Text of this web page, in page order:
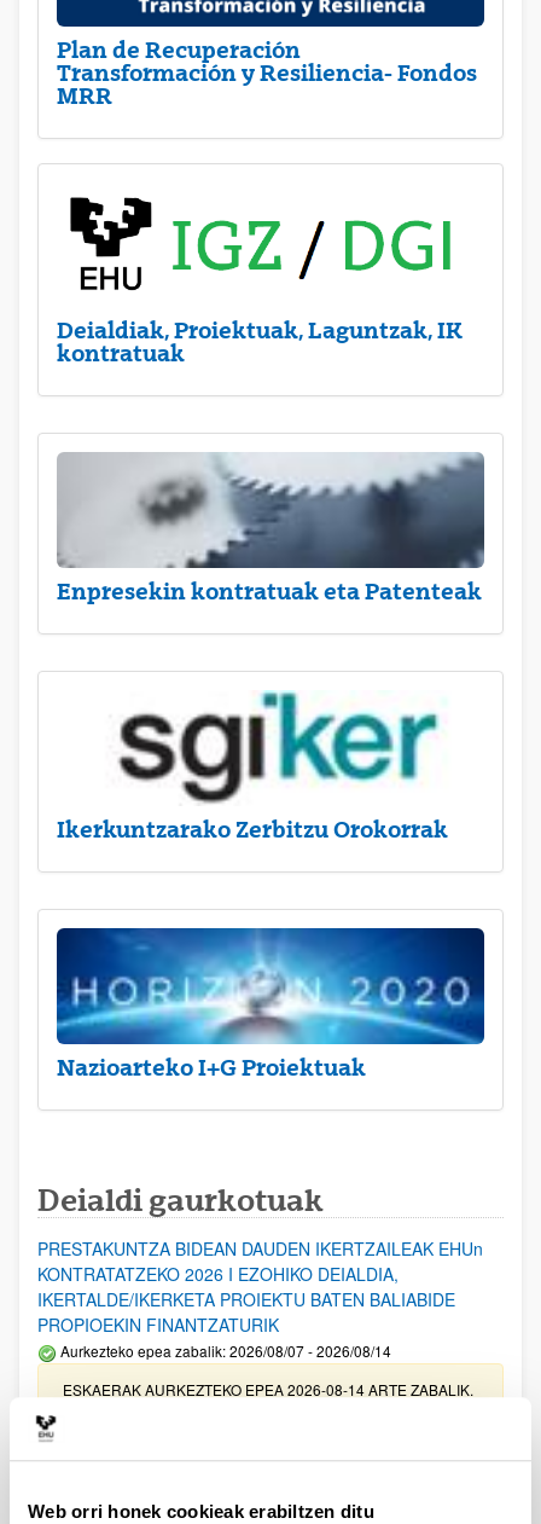
Web orri honek cookieak erabiltzen ditu
Plan de Recuperación
Transformación y Resiliencia- Fondos
MRR
Deialdiak, Proiektuak, Laguntzak, IK
kontratuak
Enpresekin kontratuak eta Patenteak
Ikerkuntzarako Zerbitzu Orokorrak
Nazioarteko I+G Proiektuak
Deialdi gaurkotuak
PRESTAKUNTZA BIDEAN DAUDEN IKERTZAILEAK EHUn
KONTRATATZEKO 2026 I EZOHIKO DEIALDIA,
IKERTALDE/IKERKETA PROIEKTU BATEN BALIABIDE
PROPIOEKIN FINANTZATURIK
Aurkezteko epea zabalik: 2026/08/07 - 2026/08/14
ESKAERAK AURKEZTEKO EPEA 2026-08-14 ARTE ZABALIK.
UPV/EHUn Azpiegitura Zientifikoa eta Funts Bibliografikoak